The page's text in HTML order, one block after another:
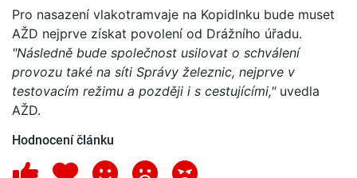
Pro nasazení vlakotramvaje na Kopidlnku bude muset
AŽD nejprve získat povolení od Drážního úřadu.
"Následně bude společnost usilovat o schválení
provozu také na síti Správy železnic, nejprve v
testovacím režimu a později i s cestujícími,"uvedla
AŽD.
Hodnocení článku